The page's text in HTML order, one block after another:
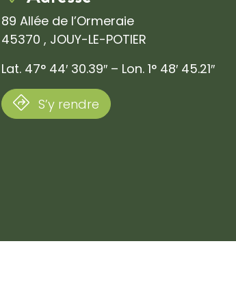
89 Allée de l’Ormeraie
45370 , JOUY-LE-POTIER
Lat. 47° 44′ 30.39″ – Lon. 1° 48′ 45.21″
S’y rendre